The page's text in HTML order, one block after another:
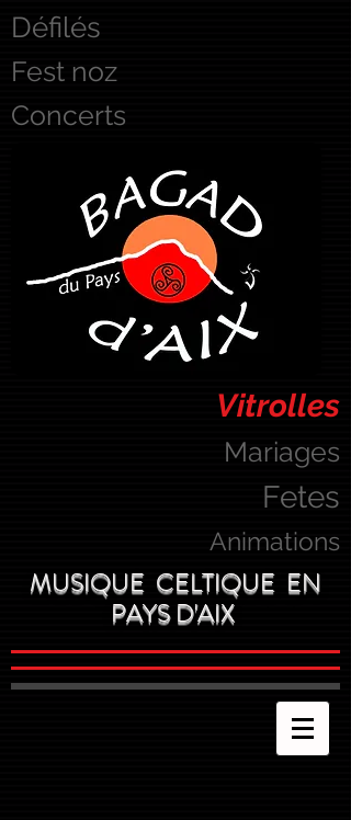
Défilés
Fest noz
Concerts
Vitrolles
Mariages
Fetes
Animations
MUSIQUE CELTIQUE EN
PAYS D'AIX